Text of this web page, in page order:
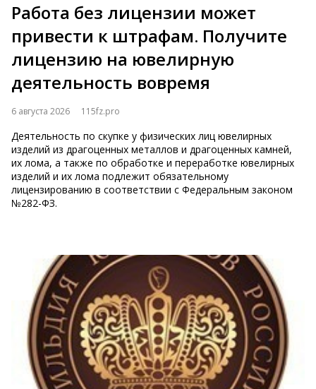
Работа без лицензии может
привести к штрафам. Получите
лицензию на ювелирную
деятельность вовремя
6 августа 2026 115fz.pro
Деятельность по скупке у физических лиц ювелирных
изделий из драгоценных металлов и драгоценных камней,
их лома, а также по обработке и переработке ювелирных
изделий и их лома подлежит обязательному
лицензированию в соответствии с Федеральным зак​​​​​​​оном
№282-ФЗ.